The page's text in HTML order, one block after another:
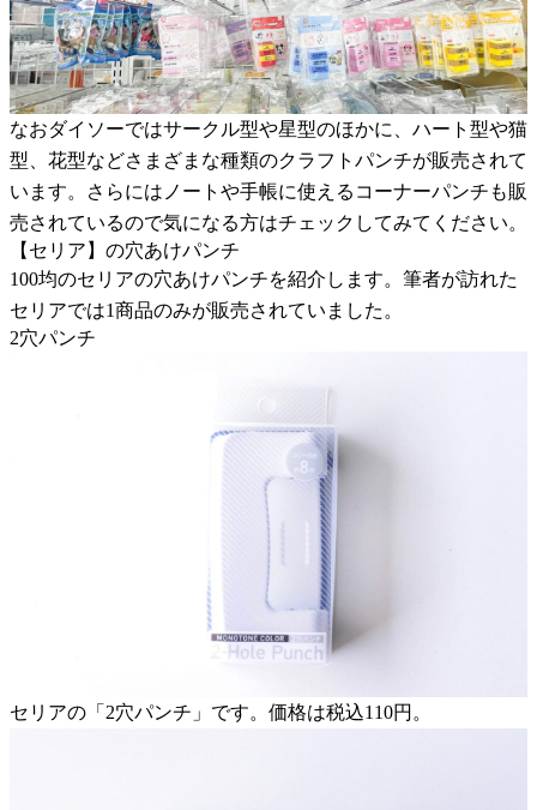
なおダイソーではサークル型や星型のほかに、ハート型や猫
型、花型などさまざまな種類のクラフトパンチが販売されて
います。さらにはノートや手帳に使えるコーナーパンチも販
売されているので気になる方はチェックしてみてください。
【セリア】の穴あけパンチ
100均のセリアの穴あけパンチを紹介します。筆者が訪れた
セリアでは1商品のみが販売されていました。
2穴パンチ
セリアの「2穴パンチ」です。価格は税込110円。